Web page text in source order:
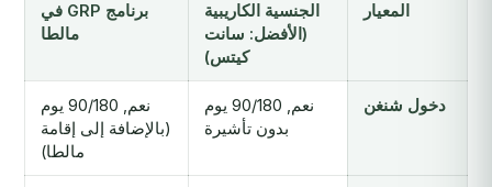
المعيار
الجنسية الكاريبية
(الأفضل: سانت
كيتس)
برنامج GRP في
مالطا
دخول شنغن
نعم, 90/180 يوم
بدون تأشيرة
نعم, 90/180 يوم
(بالإضافة إلى إقامة
مالطا)